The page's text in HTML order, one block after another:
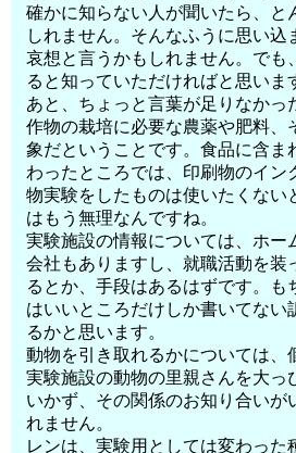
確かに知らない人が聞いたら、と
しれません。そんなふうに思い込
哀想と言うかもしれません。でも
ると知っていただければと思いま
あと、ちょっと言葉が足りなかっ
作物の栽培に必要な農薬や肥料、
象だということです。食品に含ま
わったところでは、印刷物のイン
物実験をしたものは使いたくない
はもう無理なんですね。
実験施設の情報については、ホー
会社もありますし、就職活動を装
るとか、手段はあるはずです。も
はいいところだけしか書いてない
るかと思います。
動物を引き取れるかについては、
実験施設の動物の里親さんを大っ
いかず、その関係のお知り合いが
れません。
レンは、実験用としては変わった